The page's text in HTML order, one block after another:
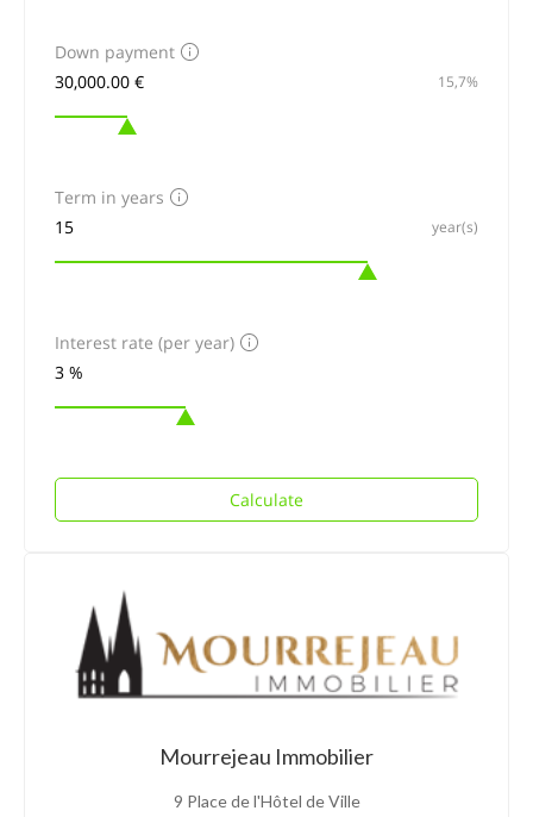
Down payment
15,7%
Term in years
year(s)
Interest rate (per year)
Calculate
Mourrejeau Immobilier
9 Place de l'Hôtel de Ville